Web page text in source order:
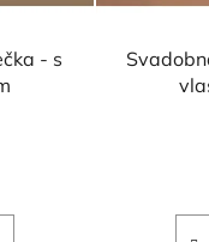
- s